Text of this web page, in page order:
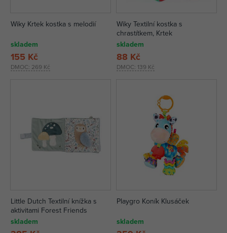
Wiky Krtek kostka s melodií
skladem
DMOC: 269 Kč
155 Kč
Wiky Textilní kostka s
chrastítkem, Krtek
skladem
DMOC: 139 Kč
88 Kč
Little Dutch Textilní knížka s
aktivitami Forest Friends
skladem
Playgro Koník Klusáček
skladem